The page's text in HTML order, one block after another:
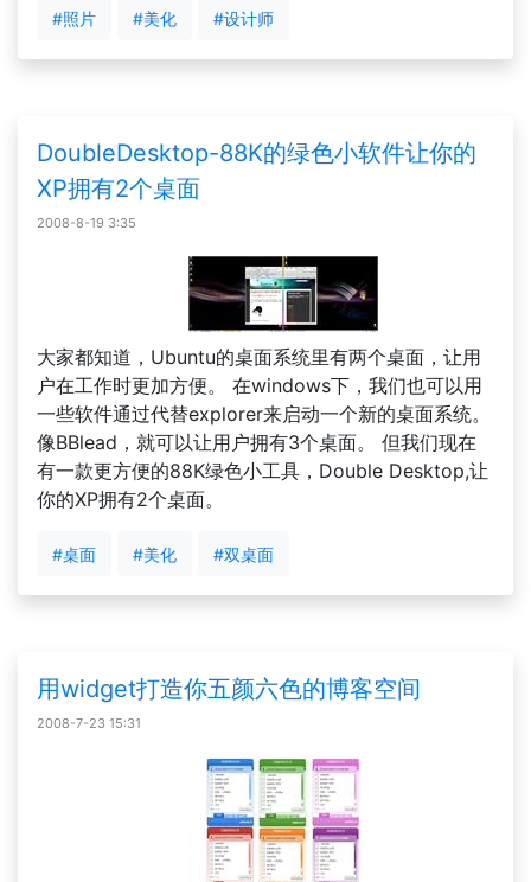
#照片 #美化 #设计师
DoubleDesktop-88K的绿色小软件让你的
XP拥有2个桌面
2008-8-19 3:35
大家都知道，Ubuntu的桌面系统里有两个桌面，让用
户在工作时更加方便。 在windows下，我们也可以用
一些软件通过代替explorer来启动一个新的桌面系统。
像BBlead，就可以让用户拥有3个桌面。 但我们现在
有一款更方便的88K绿色小工具，Double Desktop,让
你的XP拥有2个桌面。
#桌面 #美化 #双桌面
用widget打造你五颜六色的博客空间
2008-7-23 15:31